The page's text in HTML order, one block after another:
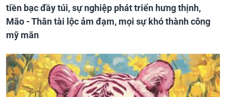
tiền bạc đầy túi, sự nghiệp phát triển hưng thịnh,
Mão - Thân tài lộc ảm đạm, mọi sự khó thành công
mỹ mãn